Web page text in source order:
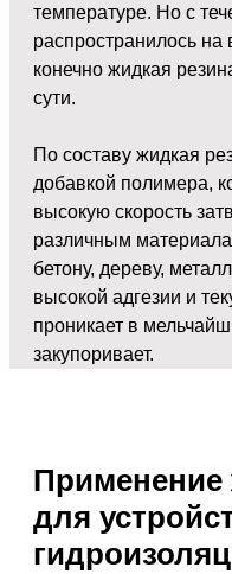
температуре. Но с
распространилось
конечно жидкая
сути.
По составу жидкая
добавкой полимера,
высокую скорость
различным
бетону, дереву,
высокой адгезии и
проникает в
закупоривает.
для